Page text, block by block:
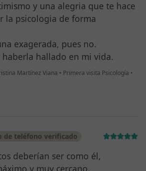
y una alegria que te hace
la psicologia de forma
exagerada, pues no.
haberla hallado en mi vida.
Martínez Viana • Primera visita Psicología •
M.
de teléfono verificado
deberían ser como él,
y muy cercano.